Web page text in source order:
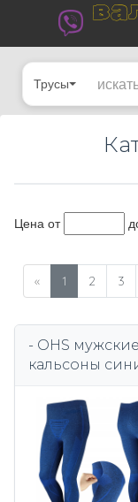
Трусы
Цена от
« 1 2 3
- OHS мужские
кальсоны